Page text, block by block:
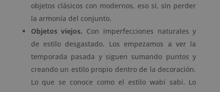
objetos clásicos con modernos, eso sí, sin perder
la armonía del conjunto.
Objetos viejos. Con imperfecciones naturales y
de estilo desgastado. Los empezamos a ver la
temporada pasada y siguen sumando puntos y
creando un estilo propio dentro de la decoración.
Lo que se conoce como el estilo wabi sabi. Lo